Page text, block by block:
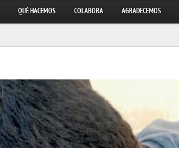
QUÉ HACEMOS COLABORA AGRADECEMOS